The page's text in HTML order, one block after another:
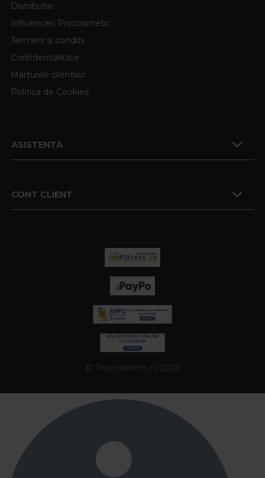
Distributie
Influenceri Procosmetic
Termeni si conditii
Confidentialitate
Marturiile clientilor
Politica de Cookies
ASISTENTA
CONT CLIENT
© Procosmetic.ro 2026